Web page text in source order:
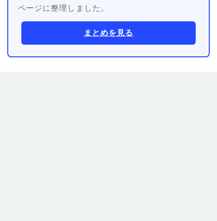
ページに整理しました。
まとめを見る